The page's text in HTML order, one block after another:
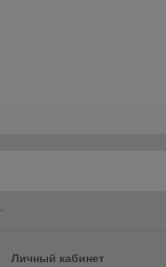
Личный кабинет